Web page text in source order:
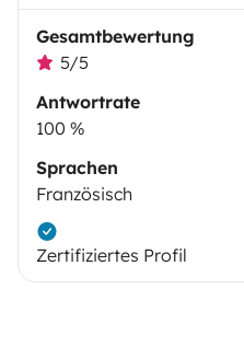
Gesamtbewertung
5/5
Antwortrate
100 %
Sprachen
Französisch
Zertifiziertes Profil